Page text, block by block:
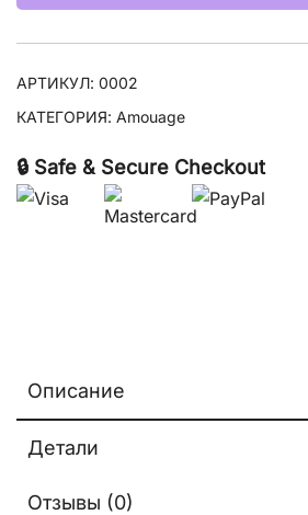
For
Woman
АРТИКУЛ: 0002
КАТЕГОРИЯ: Amouage
🔒 Safe & Secure Checkout
Описание
Детали
Отзывы (0)